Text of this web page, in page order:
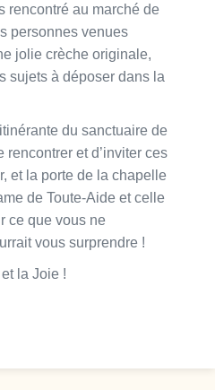
rencontré au marché de
personnes venues
jolie crèche originale,
sujets à déposer dans la
du sanctuaire de
et d’inviter ces
et la porte de la chapelle
de Toute-Aide et celle
ce que vous ne
vous surprendre !
la Joie !